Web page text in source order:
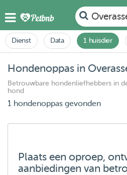
Dienst Data 1 huisdier
Hondenoppas in
Betrouwbare hondenliefhebbers in
hond
1 hondenoppas gevonden
Plaats een oproep,
aanbiedingen van